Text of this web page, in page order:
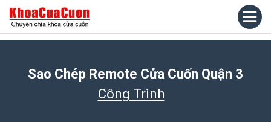
Sao Chép Remote Cửa Cuốn Quận 3
Công Trình